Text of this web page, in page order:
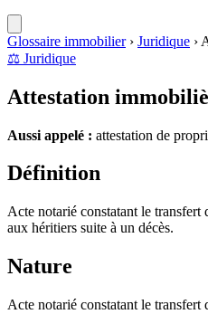
Glossaire immobilier› Juridique ›
⚖️ Juridique
Attestation
Aussi appelé : attestation de
Définition
Acte notarié constatant le
aux héritiers suite à un décès.
Nature
Acte notarié constatant le transfert